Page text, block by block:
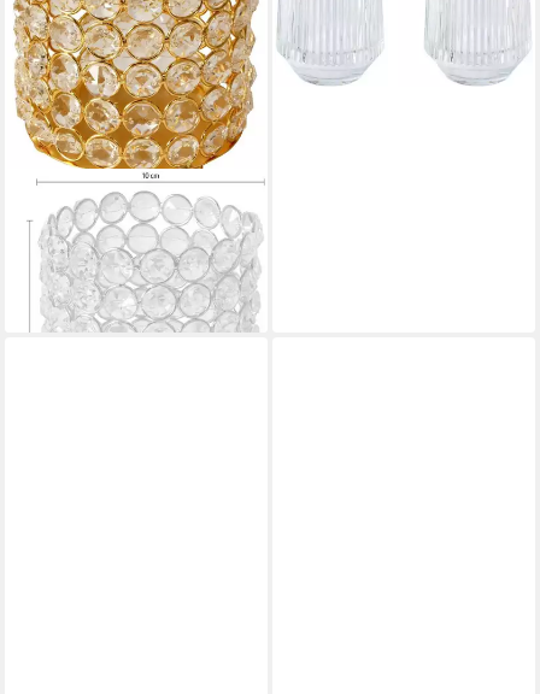
OTTO HOME
Teelichthalter Lucy
34,90 € UVP49,90 €
-30%
lieferbar - in 4-5 Werktagen bei dir